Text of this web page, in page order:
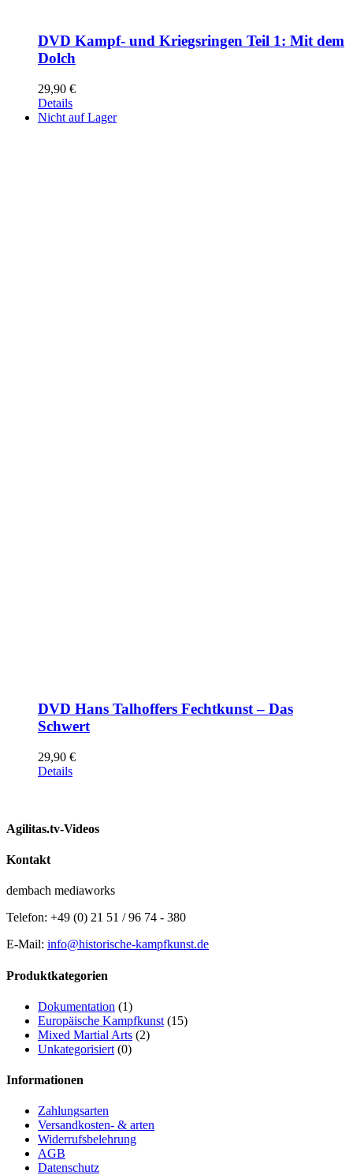
DVD Kampf- und Kriegsringen Teil 1: Mit dem
Dolch
29,90 €
Details
Nicht auf Lager
DVD Hans Talhoffers Fechtkunst – Das
Schwert
29,90 €
Details
Agilitas.tv-Videos
Kontakt
dembach mediaworks
Telefon: +49 (0) 21 51 / 96 74 - 380
E-Mail: info@historische-kampfkunst.de
Produktkategorien
Dokumentation (1)
Europäische Kampfkunst (15)
Mixed Martial Arts (2)
Unkategorisiert (0)
Informationen
Zahlungsarten
Versandkosten- & arten
Widerrufsbelehrung
AGB
Datenschutz